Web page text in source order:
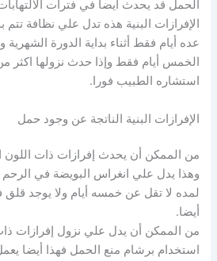
الحمل قد يحدث أيضا في فترات
الإفرازات البنية هذه تدل علي نظافة
عده أيام فقط أثناء بداية الدورة الشهرية
الخمس أيام فقط وإذا حدث نزولها
استشاره الطبيب فورا.
الإفرازات البنية الناتجة عن وجود حمل
من الممكن أن يحدث إفرازات ذات اللون
وهذا يدل علي انغراس البويضة في الرحم
لمده لا تقل عن خمسه أيام ولا يوجد قلق
أيضا.
من الممكن أن يدل علي نزول إفرازات ذات
استخدام برشام منع الحمل فهذا أيضا